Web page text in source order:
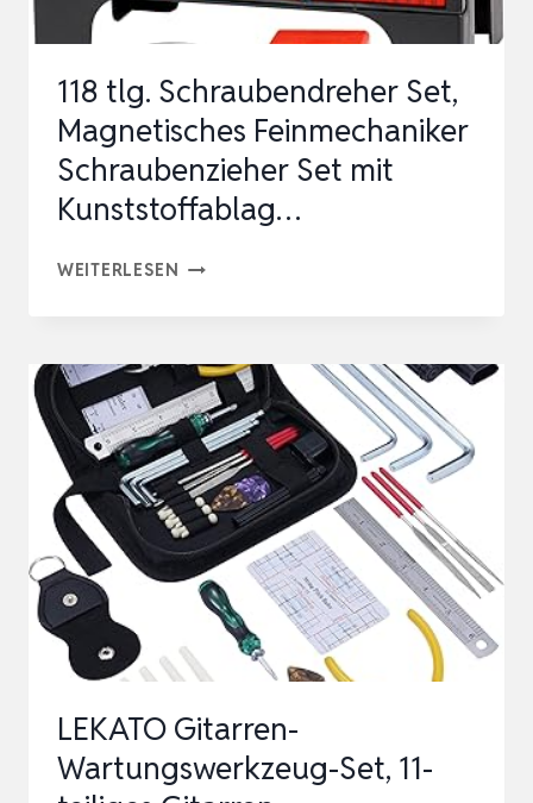
INSTANDHALTUNGS…
118 tlg. Schraubendreher Set,
Magnetisches Feinmechaniker
Schraubenzieher Set mit
Kunststoffablag…
WEITERLESEN 118
SET,
MAGNETISCHES
FEINMECHANIKER
SCHRAUBENZIEHER
SET
MIT
KUNSTSTOFFABLAG…
LEKATO Gitarren-
Wartungswerkzeug-Set, 11-